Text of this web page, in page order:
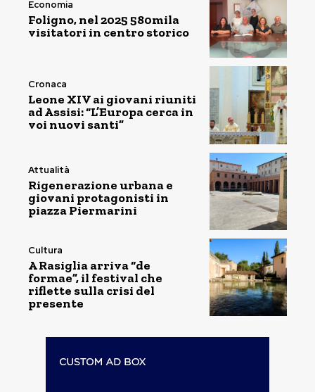
Economia
Foligno, nel 2025 580mila
visitatori in centro storico
Cronaca
Leone XIV ai giovani riuniti
ad Assisi: “L’Europa cerca in
voi nuovi santi”
Attualità
Rigenerazione urbana e
giovani protagonisti in
piazza Piermarini
Cultura
A Rasiglia arriva “de
formae”, il festival che
riflette sulla crisi del
presente